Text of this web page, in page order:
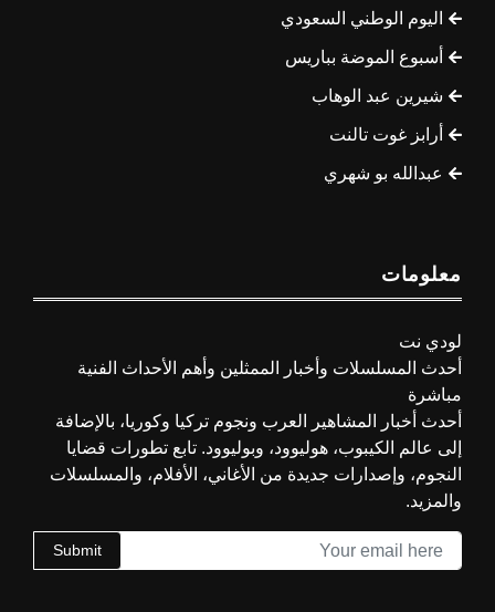
اليوم الوطني السعودي
أسبوع الموضة بباريس
شيرين عبد الوهاب
أرابز غوت تالنت
عبدالله بو شهري
معلومات
لودي نت
أحدث المسلسلات وأخبار الممثلين وأهم الأحداث الفنية
مباشرة
أحدث أخبار المشاهير العرب ونجوم تركيا وكوريا، بالإضافة
إلى عالم الكيبوب، هوليوود، وبوليوود. تابع تطورات قضايا
النجوم، وإصدارات جديدة من الأغاني، الأفلام، والمسلسلات
والمزيد.
Submit